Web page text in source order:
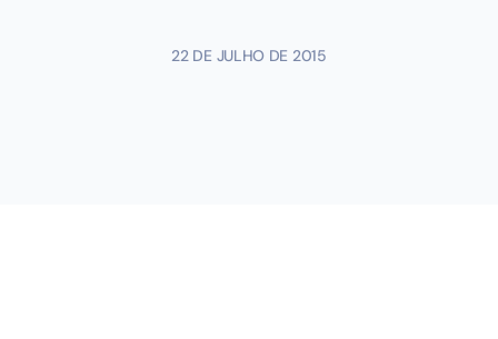
22 DE JULHO DE 2015